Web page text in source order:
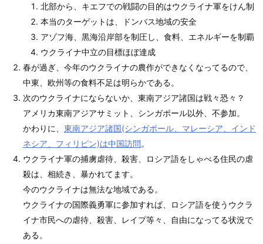
北部から、キエフでの戦闘の目的はウクライナ軍をけん制
本当のターゲットは、ドンバス地域の安全
アゾフ海、黒海沿岸部を制圧し、食料、エネルギーを制覇
ウクライナ中立の目標ほぼ達成
春が過ぎ、今年のウクライナの農作ができなくなってるので、
中東、欧州等の食料不足は明らかである。
次のウクライナにならないか、東南アジア諸国は戦々恐々？
アメリカ東南アジアサミット、シンガポール以外、不参加。
かわりに、 東南アジア諸国(シンガポール、マレーシア、インド
ネシア、フィリピン)は中国訪問。
ウクライナ軍の捕虜虐待、殺害、ロシア語をしゃべる住民の虐
殺は、相続き、暴かれてます。
今のウクライナは無法な地域である。
ウクライナの国際義勇軍に参加すれば、ロシア語を使うウクラ
イナ市民への虐待、殺害、レイプ等々、自由になってる状況で
ある。